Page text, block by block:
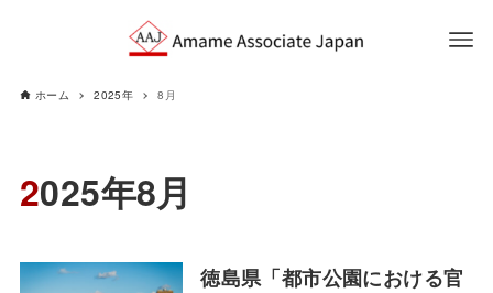
ホーム 2025年 8月
2025年8月
徳島県「都市公園における官